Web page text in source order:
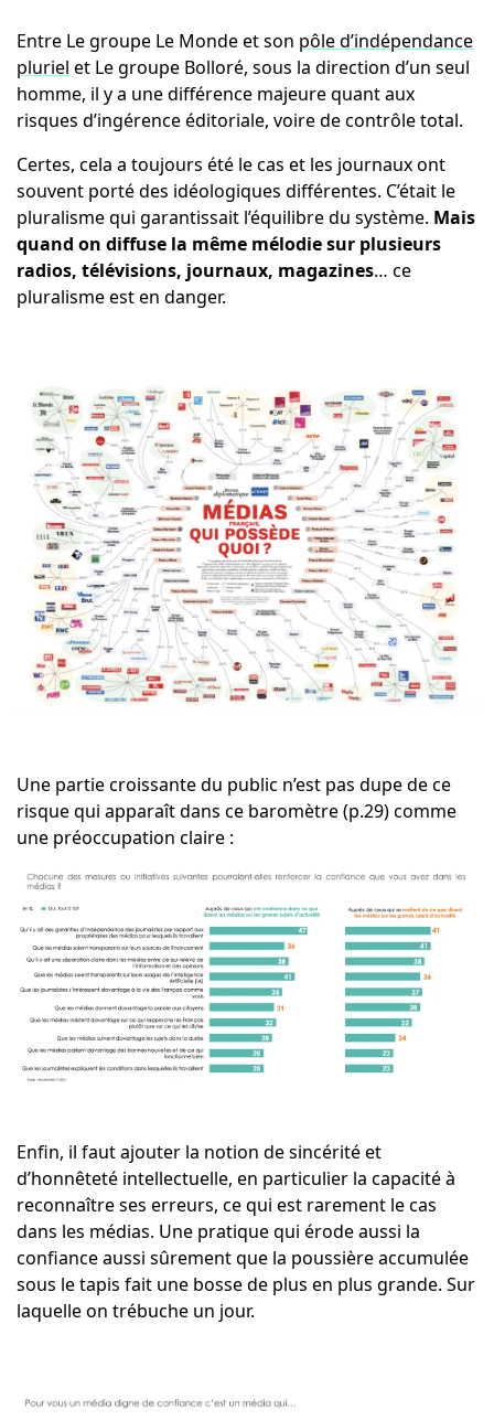
Entre Le groupe Le Monde et son pôle d’indépendance
pluriel et Le groupe Bolloré, sous la direction d’un seul
homme, il y a une différence majeure quant aux
risques d’ingérence éditoriale, voire de contrôle total.
Certes, cela a toujours été le cas et les journaux ont
souvent porté des idéologiques différentes. C’était le
pluralisme qui garantissait l’équilibre du système. Mais
quand on diffuse la même mélodie sur plusieurs
radios, télévisions, journaux, magazines… ce
pluralisme est en danger.
Une partie croissante du public n’est pas dupe de ce
risque qui apparaît dans ce baromètre (p.29) comme
une préoccupation claire :
Enfin, il faut ajouter la notion de sincérité et
d’honnêteté intellectuelle, en particulier la capacité à
reconnaître ses erreurs, ce qui est rarement le cas
dans les médias. Une pratique qui érode aussi la
confiance aussi sûrement que la poussière accumulée
sous le tapis fait une bosse de plus en plus grande. Sur
laquelle on trébuche un jour.